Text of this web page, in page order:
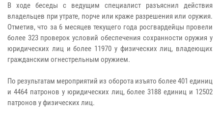
В ходе беседы с ведущим специалист разъяснил действия
владельцев при утрате, порче или краже разрешения или оружия.
Отметив, что за 6 месяцев текущего года росгвардейцы провели
более 323 проверок условий обеспечения сохранности оружия у
юридических лиц и более 11970 у физических лиц, владеющих
гражданским огнестрельным оружием.
По результатам мероприятий из оборота изъято более 401 единиц
и 4464 патронов у юридических лиц, более 3188 единиц и 12502
патронов у физических лиц.